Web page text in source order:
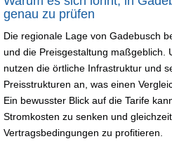
genau zu prüfen
Die regionale Lage von Gadebusch
und die Preisgestaltung maßgeblich.
nutzen die örtliche Infrastruktur und
Preisstrukturen an, was einen
Ein bewusster Blick auf die Tarife
Stromkosten zu senken und
Vertragsbedingungen zu profitieren.